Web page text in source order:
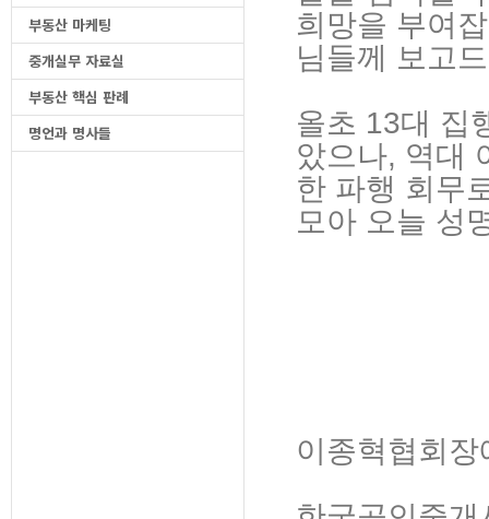
부동산 마케팅
중개실무 자료실
부동산 핵심 판례
명언과 명사들
희망을 부여
님들께 보고
올초 13대 집
았으나, 역대
한 파행 회무
모아 오늘 성
이종혁협회